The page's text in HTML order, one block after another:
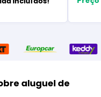
aluguel de